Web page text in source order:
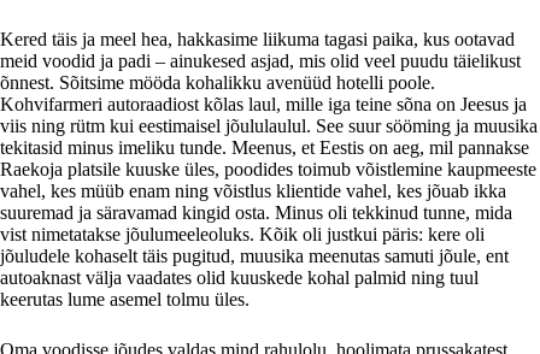
Kered täis ja meel hea, hakkasime liikuma tagasi paika, kus ootavad
meid voodid ja padi – ainukesed asjad, mis olid veel puudu täielikust
õnnest. Sõitsime mööda kohalikku avenüüd hotelli poole.
Kohvifarmeri autoraadiost kõlas laul, mille iga teine sõna on Jeesus ja
viis ning rütm kui eestimaisel jõululaulul. See suur sööming ja muusika
tekitasid minus imeliku tunde. Meenus, et Eestis on aeg, mil pannakse
Raekoja platsile kuuske üles, poodides toimub võistlemine kaupmeeste
vahel, kes müüb enam ning võistlus klientide vahel, kes jõuab ikka
suuremad ja säravamad kingid osta. Minus oli tekkinud tunne, mida
vist nimetatakse jõulumeeleoluks. Kõik oli justkui päris: kere oli
jõuludele kohaselt täis pugitud, muusika meenutas samuti jõule, ent
autoaknast välja vaadates olid kuuskede kohal palmid ning tuul
keerutas lume asemel tolmu üles.
Oma voodisse jõudes valdas mind rahulolu, hoolimata prussakatest,